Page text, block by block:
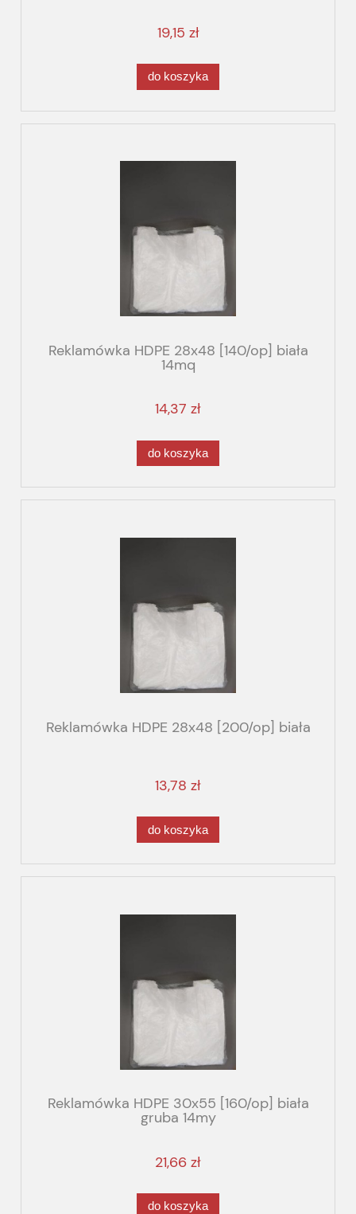
19,15 zł
do koszyka
Reklamówka HDPE 28x48 [140/op] biała
14mq
14,37 zł
do koszyka
Reklamówka HDPE 28x48 [200/op] biała
13,78 zł
do koszyka
Reklamówka HDPE 30x55 [160/op] biała
gruba 14my
21,66 zł
do koszyka